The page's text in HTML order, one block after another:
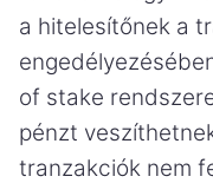
a hitelesítőnek a
of stake
pénzt
tranzakciók nem